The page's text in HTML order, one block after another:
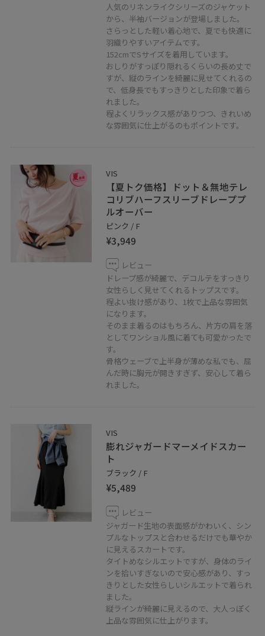
＿＿＿＿＿＿＿＿＿＿＿＿＿＿＿＿＿＿＿
お気に入りのショップ、スタッフ、スタイリングは
♡を押していただければ【お気に入り】から
すぐにご覧いただけます◎
＿＿＿＿＿＿＿＿＿＿＿＿＿＿＿＿＿＿＿
〒158-0094 東京都世田谷区玉川2-21-1
TEL 03-5716-1535
営業時間 10:00~20:00
＿＿＿＿＿＿＿＿＿＿＿＿＿＿＿＿＿＿＿
人気のリネンライクシリーズのジャケット
から、半袖バージョンが登場しました。
さらっとした軽い着心地で、夏でも快適に
羽織りやすいアイテムです。
152cmでSサイズを着用しています。
おしりがすっぽり隠れるくらいの長め丈で
すが、縦のラインを綺麗に見せてくれるの
で、低身長でもすっきりとした印象で着ら
れました。
程よくリラックス感がありつつ、きれいめ
な雰囲気に仕上がるのもポイントです。
VIS
【夏トク価格】ドット＆無地テレ
コリブハーフスリーブドレーププ
ルオーバー
ピンク / F
¥3,949
レビュー
ドレープ感が綺麗で、デコルテをすっきり
女性らしく見せてくれるトップスです。
程よい抜け感があり、1枚で上品な雰囲気
になります。
そのまま着るのはもちろん、片方の肩を落
としてワンショル風に着ても可愛かったで
す。
骨格ウェーブで上半身が薄めな私でも、屈
んだ時に胸元が開きすぎず、安心して着ら
れました。
VIS
膨れジャガードマーメイドスカー
ト
ブラック / F
¥5,489
レビュー
ジャガード生地の表面感がかわいく、シン
プルなトップスと合わせるだけでも華やか
に見えるスカートです。
タイトめなシルエットですが、身体のライ
ンを拾いすぎないので安心感があり、すっ
きりとした女性らしいシルエットで着られ
ました。
縦ラインが綺麗に見えるので、大人っぽく
上品な雰囲気に仕上がります。